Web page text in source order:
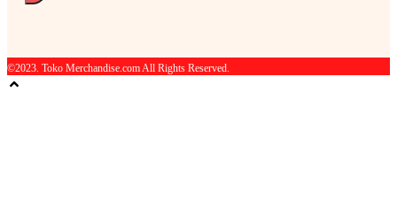
©2023. Toko Merchandise.com All Rights Reserved.